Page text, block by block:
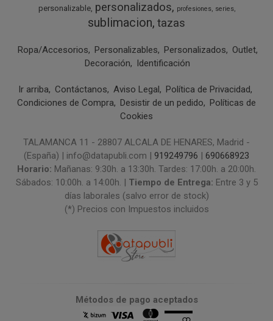
personalizable personalizados profesiones series
sublimacion tazas
Ropa/Accesorios Personalizables Personalizados
Outlet
Decoración
Identificación
Ir arriba Contáctanos Aviso Legal
Política de Privacidad
Condiciones de Compra
Desistir de un pedido
Políticas de
Cookies
TALAMANCA 11 - 28807 ALCALA DE HENARES, Madrid -
(España) | info@datapubli.com | 919249796
690668923
Horario: Mañanas: 9:30h. a 13:30h. Tardes: 17:00h. a 20:00h.
Sábados: 10:00h. a 14:00h. | Tiempo de Entrega: Entre 3 y 5
días laborales (salvo error de stock)
(*) Precios con Impuestos incluidos
Métodos de pago aceptados